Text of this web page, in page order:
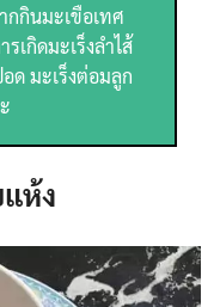
กกินมะเขือเทศ
เกิดมะเร็งลำไส้
อด มะเร็งต่อมลูก
ห้ง